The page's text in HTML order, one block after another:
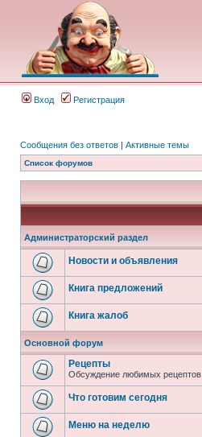
Вход Регистрация
Сообщения без ответов | Активные темы
Список форумов
Администраторский раздел
Новости и объявления
Книга предложений
Книга жалоб
Основной форум
Рецепты
Обсуждение любимых рецептов
Что готовим сегодня
Меню на неделю